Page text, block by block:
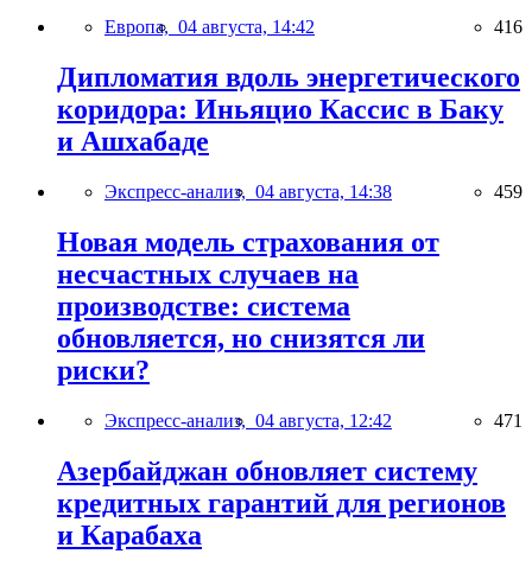
Европа, 04 августа, 14:42 416
Дипломатия вдоль энергетического
коридора: Иньяцио Кассис в Баку
и Ашхабаде
Экспресс-анализ, 04 августа, 14:38 459
Новая модель страхования от
несчастных случаев на
производстве: система
обновляется, но снизятся ли
риски?
Экспресс-анализ, 04 августа, 12:42 471
Азербайджан обновляет систему
кредитных гарантий для регионов
и Карабаха